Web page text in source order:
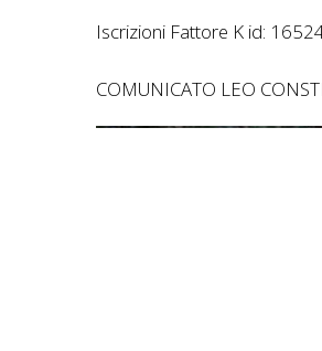
Iscrizioni Fattore K id:
COMUNICATO LEO